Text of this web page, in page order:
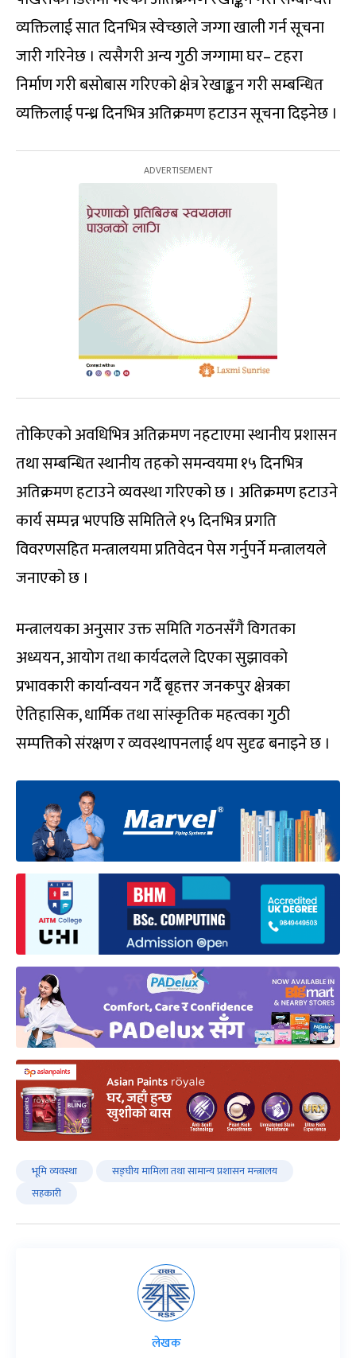
व्यक्तिलाई सात दिनभित्र स्वेच्छाले जग्गा खाली गर्न सूचना
जारी गरिनेछ । त्यसैगरी अन्य गुठी जग्गामा घर– टहरा
निर्माण गरी बसोबास गरिएको क्षेत्र रेखाङ्कन गरी सम्बन्धित
व्यक्तिलाई पन्ध्र दिनभित्र अतिक्रमण हटाउन सूचना दिइनेछ ।
तोकिएको अवधिभित्र अतिक्रमण नहटाएमा स्थानीय प्रशासन
तथा सम्बन्धित स्थानीय तहको समन्वयमा १५ दिनभित्र
अतिक्रमण हटाउने व्यवस्था गरिएको छ । अतिक्रमण हटाउने
कार्य सम्पन्न भएपछि समितिले १५ दिनभित्र प्रगति
विवरणसहित मन्त्रालयमा प्रतिवेदन पेस गर्नुपर्ने मन्त्रालयले
जनाएको छ ।
मन्त्रालयका अनुसार उक्त समिति गठनसँगै विगतका
अध्ययन, आयोग तथा कार्यदलले दिएका सुझावको
प्रभावकारी कार्यान्वयन गर्दै बृहत्तर जनकपुर क्षेत्रका
ऐतिहासिक, धार्मिक तथा सांस्कृतिक महत्वका गुठी
सम्पत्तिको संरक्षण र व्यवस्थापनलाई थप सुदृढ बनाइने छ ।
भूमि व्यवस्था
सङ्घीय मामिला तथा सामान्य प्रशासन मन्त्रालय
सहकारी
लेखक